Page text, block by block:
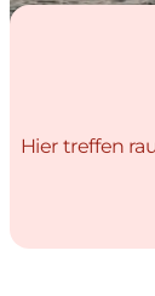
Hier treffen